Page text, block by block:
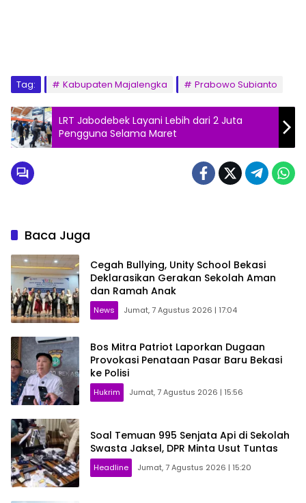
Tag: Kabupaten Majalengka Prabowo Subianto
LRT Jabodebek Layani Lebih dari 2 Juta
Pengguna Selama Maret
Baca Juga
Cegah Bullying, Unity School Bekasi
Deklarasikan Gerakan Sekolah Aman
dan Ramah Anak
News Jumat, 7 Agustus 2026 | 17:04
Bos Mitra Patriot Laporkan Dugaan
Provokasi Penataan Pasar Baru Bekasi
ke Polisi
Hukrim Jumat, 7 Agustus 2026 | 15:56
Soal Temuan 995 Senjata Api di Sekolah
Swasta Jaksel, DPR Minta Usut Tuntas
Headline Jumat, 7 Agustus 2026 | 15:20